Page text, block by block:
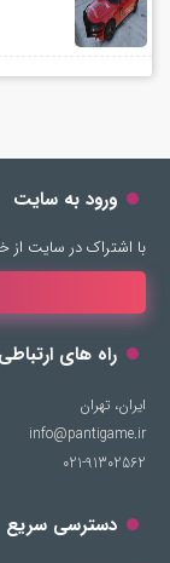
ورود به سایت
با اشتراک در سایت از
راه های ارتباطی
ایران، تهران
info@pantigame.ir
021-91302562
دسترسی سریع